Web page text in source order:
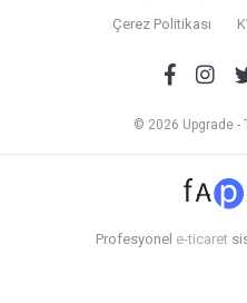
Çerez Politikası
© 2026 Upgrade -
Profesyonel e-ticaret